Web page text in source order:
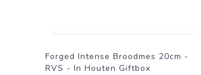
Forged Intense Broodmes 20cm -
RVS - In Houten Giftbox